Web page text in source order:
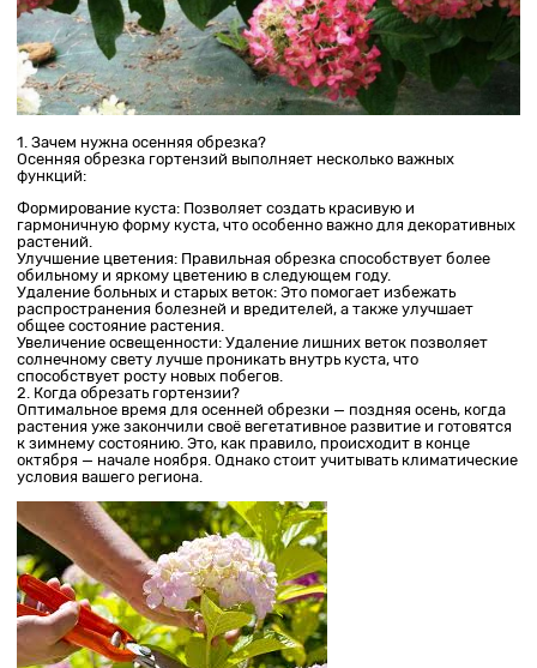
1. Зачем нужна осенняя обрезка?
Осенняя обрезка гортензий выполняет несколько важных
функций:
Формирование куста: Позволяет создать красивую и
гармоничную форму куста, что особенно важно для декоративных
растений.
Улучшение цветения: Правильная обрезка способствует более
обильному и яркому цветению в следующем году.
Удаление больных и старых веток: Это помогает избежать
распространения болезней и вредителей, а также улучшает
общее состояние растения.
Увеличение освещенности: Удаление лишних веток позволяет
солнечному свету лучше проникать внутрь куста, что
способствует росту новых побегов.
2. Когда обрезать гортензии?
Оптимальное время для осенней обрезки — поздняя осень, когда
растения уже закончили своё вегетативное развитие и готовятся
к зимнему состоянию. Это, как правило, происходит в конце
октября — начале ноября. Однако стоит учитывать климатические
условия вашего региона.